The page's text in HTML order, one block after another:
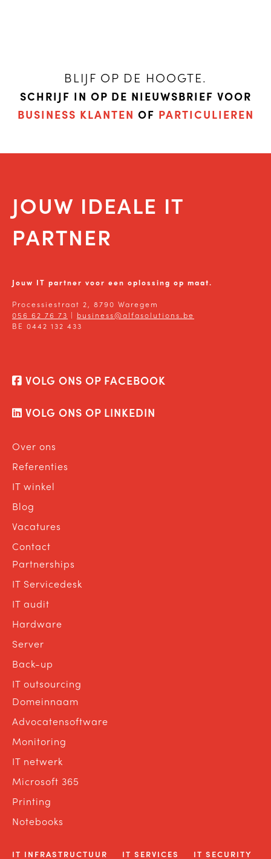
BLIJF OP DE HOOGTE.
SCHRIJF IN OP DE NIEUWSBRIEF VOOR
BUSINESS KLANTEN OF PARTICULIEREN
JOUW IDEALE IT
PARTNER
Jouw IT partner voor een oplossing op maat.
Processiestraat 2, 8790 Waregem
056 62 76 73 | business@alfasolutions.be
BE 0442 132 433
VOLG ONS OP FACEBOOK
VOLG ONS OP LINKEDIN
Over ons
Referenties
IT winkel
Blog
Vacatures
Contact
Partnerships
IT Servicedesk
IT audit
Hardware
Server
Back-up
IT outsourcing
Domeinnaam
Advocatensoftware
Monitoring
IT netwerk
Microsoft 365
Printing
Notebooks
IT INFRASTRUCTUUR IT SERVICES IT SECURITY